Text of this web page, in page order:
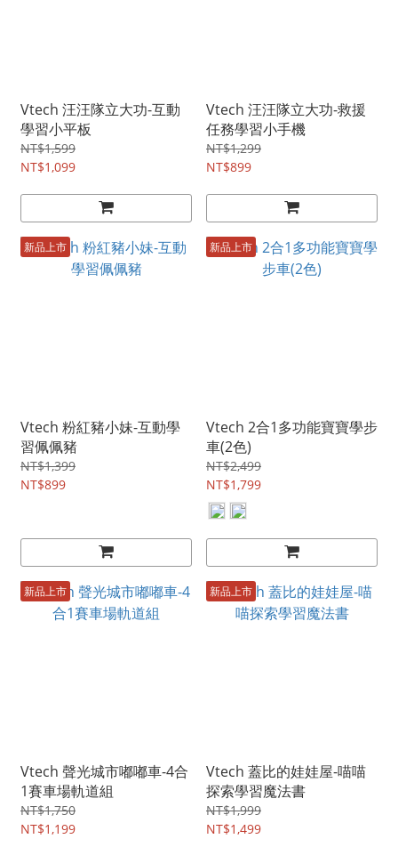
Vtech 汪汪隊立大功-互動
學習小平板
NT$1,599
NT$1,099
Vtech 汪汪隊立大功-救援
任務學習小手機
NT$1,299
NT$899
新品上市
Vtech 粉紅豬小妹-互動學
習佩佩豬
NT$1,399
NT$899
新品上市
Vtech 2合1多功能寶寶學步
車(2色)
NT$2,499
NT$1,799
新品上市
Vtech 聲光城市嘟嘟車-4合
1賽車場軌道組
NT$1,750
NT$1,199
新品上市
Vtech 蓋比的娃娃屋-喵喵
探索學習魔法書
NT$1,999
NT$1,499